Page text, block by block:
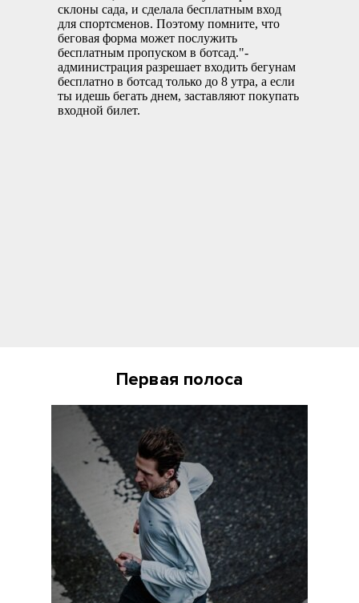
Первая полоса